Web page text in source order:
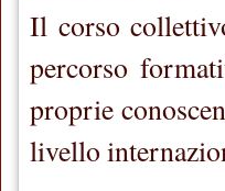
Il corso
percorso
proprie
livello